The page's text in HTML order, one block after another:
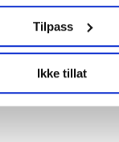
om
nettsider blir brukt
annonser
Tilpass
Ikke tillat
over fem år